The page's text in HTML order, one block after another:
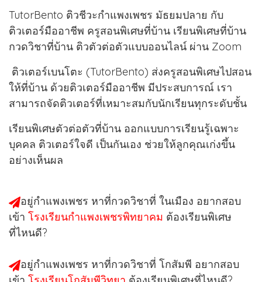
TutorBento ติวชีวะกำแพงเพชร มัธยมปลาย กับ
ติวเตอร์มืออาชีพ ครูสอนพิเศษที่บ้าน เรียนพิเศษที่บ้าน
กวดวิชาที่บ้าน ติวตัวต่อตัวแบบออนไลน์ ผ่าน Zoom
ติวเตอร์เบนโตะ (TutorBento) ส่งครูสอนพิเศษไปสอน
ให้ที่บ้าน ด้วยติวเตอร์มืออาชีพ มีประสบการณ์ เรา
สามารถจัดติวเตอร์ที่เหมาะสมกับนักเรียนทุกระดับชั้น
เรียนพิเศษตัวต่อตัวที่บ้าน ออกแบบการเรียนรู้เฉพาะ
บุคคล ติวเตอร์ใจดี เป็นกันเอง ช่วยให้ลูกคุณเก่งขึ้น
อย่างเห็นผล
อยู่กำแพงเพชร หาที่กวดวิชาที่ ในเมือง อยากสอบ
เข้า โรงเรียนกำแพงเพชรพิทยาคม ต้องเรียนพิเศษ
ที่ไหนดี?
อยู่กำแพงเพชร หาที่กวดวิชาที่ โกสัมพี อยากสอบ